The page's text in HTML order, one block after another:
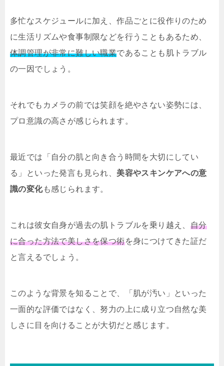
多忙なスケジュールに加え、作品ごとに役作りのため
に生活リズムや食事制限などを行うこともあるため、
体調管理が非常に難しい職業であることも肌トラブル
の一因でしょう。
それでもカメラの前では笑顔を絶やさない姿勢には、
プロ意識の高さが感じられます。
最近では「自分の肌と向き合う時間を大切にしてい
る」といった発言も見られ、 美容やスキンケアへの意
識の変化も感じられます。
これは彼女自身が過去の肌トラブルを乗り越え、 自分
に合った方法で美しさを保つ術を身につけてきた証だ
と言えるでしょう。
このような背景を知ることで、「肌が汚い」といった
一面的な評価ではなく、努力の上に成り立つ自然な美
しさに目を向けることが大切だと感じます。